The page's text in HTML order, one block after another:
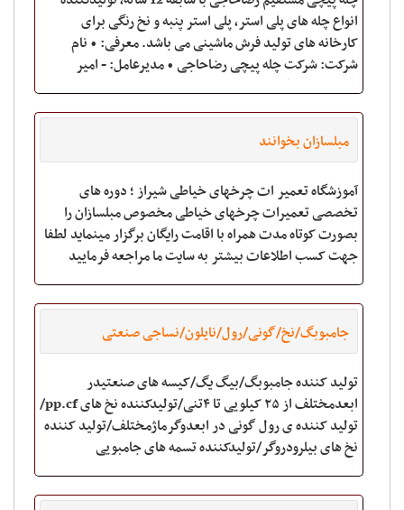
انواع چله های پلی استر، پلی استر پنبه و نخ رنگی برای
کارخانه های تولید فرش ماشینی می باشد. معرفی: • نام
شرکت: شرکت چله پیچی رضاحاجی • مدیرعامل: - امیر
رضاحاجی بیدگلی • نشانی،
مبلسازان بخوانند
آموزشگاه تعمیر ات چرخهای خیاطی شیراز ؛ دوره های
تخصصی تعمیرات چرخهای خیاطی مخصوص مبلسازان را
بصورت کوتاه مدت همراه با اقامت رایگان برگزار مینماید لطفا
جهت کسب اطلاعات بیشتر به سایت ما مراجعه فرمایید
جامبوبگ/نخ/گونی/رول/نایلون/نساجی صنعتی
تولید کننده جامبوبگ/بیگ یگ/کیسه های صنعتیدر
ابعدمختلف از ۲۵ کیلویی تا ۴تنی/تولیدکننده نخ های pp.cf/
تولید کننده ی رول گونی در ابعدوگرماژمختلف/تولید کننده
نخ های بیلرودروگر/تولیدکننده تسمه های جامبویی ‬